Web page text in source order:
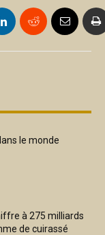
le monde
à 275 milliards
de cuirassé